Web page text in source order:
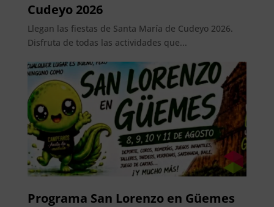
Cudeyo 2026
Llegan las fiestas de Santa María de Cudeyo 2026.
Disfruta de todas las actividades que...
Programa San Lorenzo en Güemes